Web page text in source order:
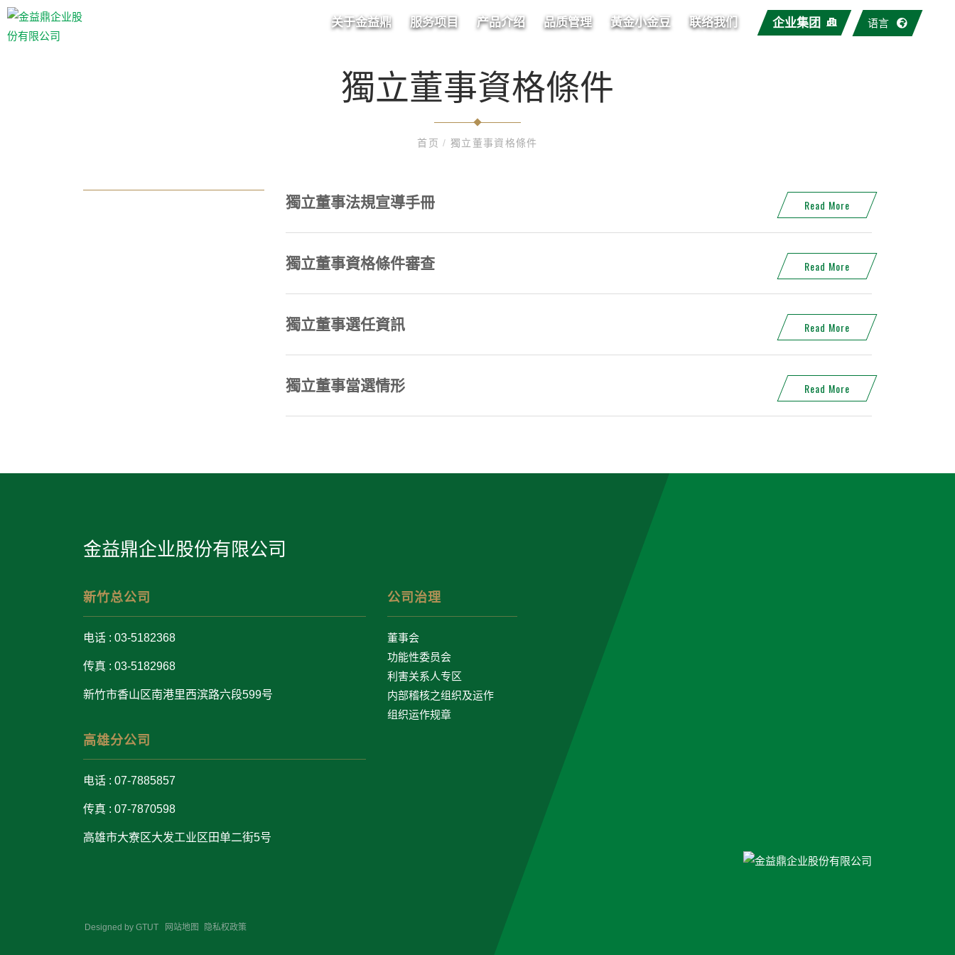
关于金益鼎 服务项目 产品介绍 品质管理 黃金小金豆 联络我们 企业集团 语言
獨立董事資格條件
首页/ 獨立董事資格條件
獨立董事法規宣導手冊 Read More
獨立董事資格條件審查 Read More
獨立董事選任資訊 Read More
獨立董事當選情形 Read More
金益鼎企业股份有限公司
新竹总公司
电话 : 03-5182368
传真 : 03-5182968
新竹市香山区南港里西滨路六段599号
高雄分公司
电话 : 07-7885857
传真 : 07-7870598
高雄市大寮区大发工业区田单二街5号
公司治理
董事会
功能性委员会
利害关系人专区
内部稽核之组织及运作
组织运作规章
Designed by GTUT 网站地图 隐私权政策